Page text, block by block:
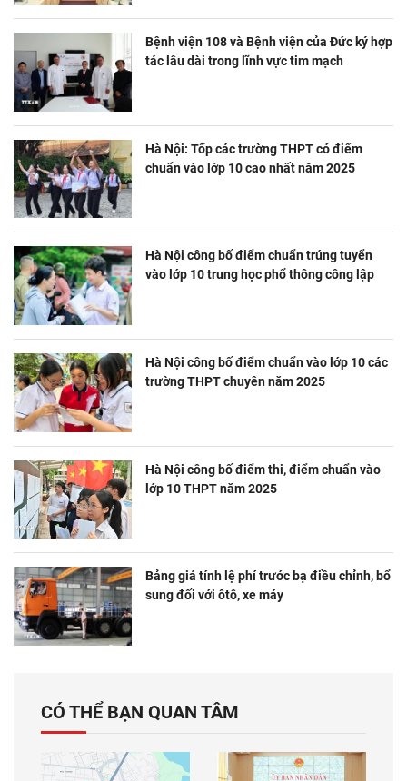
Bệnh viện 108 và Bệnh viện của Đức ký hợp
tác lâu dài trong lĩnh vực tim mạch
Hà Nội: Tốp các trường THPT có điểm
chuẩn vào lớp 10 cao nhất năm 2025
Hà Nội công bố điểm chuẩn trúng tuyển
vào lớp 10 trung học phổ thông công lập
Hà Nội công bố điểm chuẩn vào lớp 10 các
trường THPT chuyên năm 2025
Hà Nội công bố điểm thi, điểm chuẩn vào
lớp 10 THPT năm 2025
Bảng giá tính lệ phí trước bạ điều chỉnh, bổ
sung đối với ôtô, xe máy
CÓ THỂ BẠN QUAN TÂM